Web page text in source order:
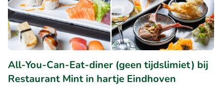
All-You-Can-Eat-diner (geen tijdslimiet) bij
Restaurant Mint in hartje Eindhoven